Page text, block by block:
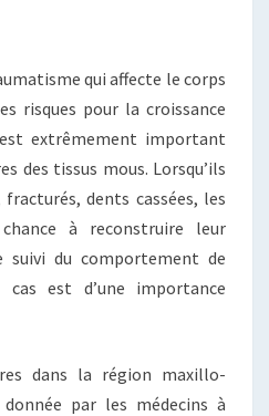
qui affecte le corps
risques pour la croissance
extrêmement important
des tissus mous. Lorsqu’ils
dents cassées, les
à reconstruire leur
suivi du comportement de
est d’une importance
dans la région maxillo-
par les médecins à